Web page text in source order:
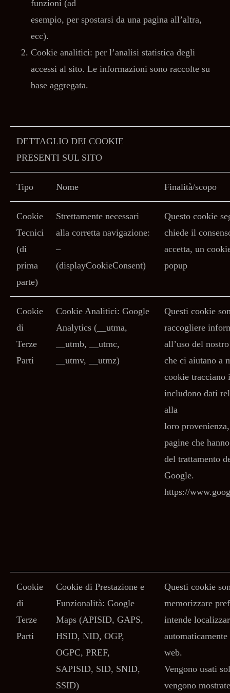
funzioni (ad
esempio, per spostarsi da una pagina all’altra,
ecc).
Cookie analitici: per l’analisi statistica degli
accessi al sito. Le informazioni sono raccolte su
base aggregata.
DETTAGLIO DEI COOKIE
PRESENTI SUL SITO
Tipo Nome Finalità/scopo
Cookie
Tecnici
(di
prima
parte)
Strettamente necessari
alla corretta navigazione:
–
(displayCookieConsent)
Questo cookie
chiede il
accetta, un
popup
Cookie
di
Terze
Parti
Cookie Analitici: Google
Analytics (__utma,
__utmb, __utmc,
__utmv, __utmz)
Questi cookie
raccogliere
all’uso del
che ci aiutano a
cookie tracciano
includono dati
alla
loro
pagine che
del trattamento
Google.
https://
Cookie
di
Terze
Parti
Cookie di Prestazione e
Funzionalità: Google
Maps (APISID, GAPS,
HSID, NID, OGP,
OGPC, PREF,
SAPISID, SID, SNID,
SSID)
Questi cookie
memorizzare
intende
web.
Vengono usati
vengono